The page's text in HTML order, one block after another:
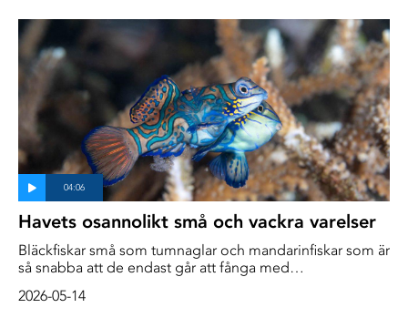
Havets osannolikt små och vackra varelser
Bläckfiskar små som tumnaglar och mandarinfiskar som är
så snabba att de endast går att fånga med
har dykt i Lembehsundet i Indonesien för att fånga havets
2026-05-14